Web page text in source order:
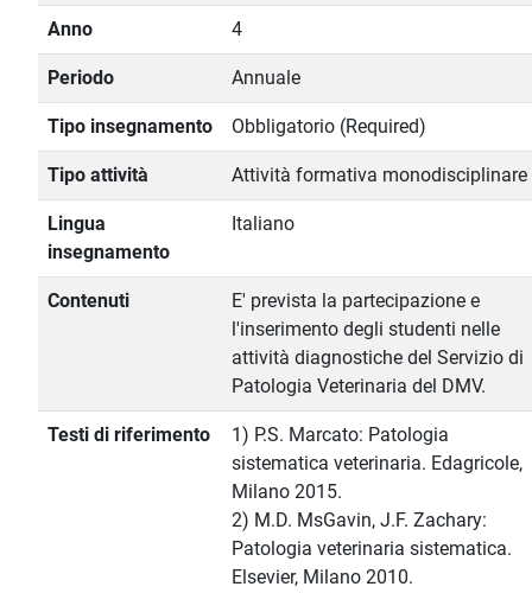
Anno 4
Periodo Annuale
Tipo insegnamento Obbligatorio (Required)
Tipo attività Attività formativa monodisciplinare
Lingua
insegnamento
Italiano
Contenuti
E' prevista la partecipazione e
l'inserimento degli studenti nelle
attività diagnostiche del Servizio di
Patologia Veterinaria del DMV.
Testi di riferimento
1) P.S. Marcato: Patologia
sistematica veterinaria. Edagricole,
Milano 2015.
2) M.D. MsGavin, J.F. Zachary:
Patologia veterinaria sistematica.
Elsevier, Milano 2010.